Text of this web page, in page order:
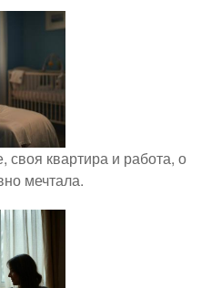
квартира и работа, о
мечтала.